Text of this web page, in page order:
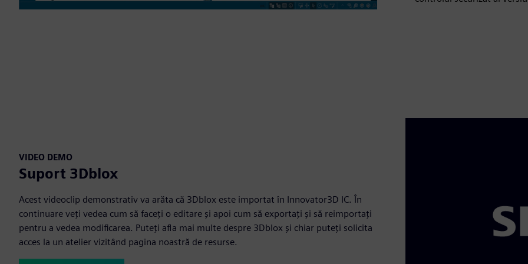
VIDEO DEMO
Suport 3Dblox
Acest videoclip demonstrativ va arăta că 3Dblox este importat în Innovator3D IC. În
continuare veți vedea cum să faceți o editare și apoi cum să exportați și să reimportați
pentru a vedea modificarea. Puteți afla mai multe despre 3Dblox și chiar puteți solicita
acces la un atelier vizitând pagina noastră de resurse.